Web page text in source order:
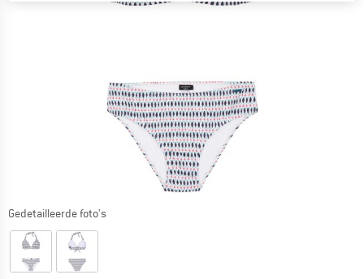
Gedetailleerde foto's